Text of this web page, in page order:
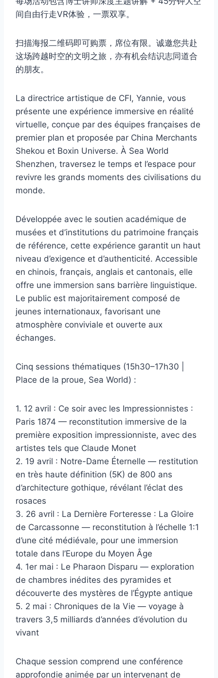
间自由行走VR体验，一票双享。
扫描海报二维码即可购票，席位有限。诚邀您共赴
这场跨越时空的文明之旅，亦有机会结识志同道合
的朋友。
La directrice artistique de CFI, Yannie, vous
présente une expérience immersive en réalité
virtuelle, conçue par des équipes françaises de
premier plan et proposée par China Merchants
Shekou et Boxin Universe. À Sea World
Shenzhen, traversez le temps et l’espace pour
revivre les grands moments des civilisations du
monde.
Développée avec le soutien académique de
musées et d’institutions du patrimoine français
de référence, cette expérience garantit un haut
niveau d’exigence et d’authenticité. Accessible
en chinois, français, anglais et cantonais, elle
offre une immersion sans barrière linguistique.
Le public est majoritairement composé de
jeunes internationaux, favorisant une
atmosphère conviviale et ouverte aux
échanges.
Cinq sessions thématiques (15h30–17h30 |
Place de la proue, Sea World) :
1. 12 avril : Ce soir avec les Impressionnistes :
Paris 1874 — reconstitution immersive de la
première exposition impressionniste, avec des
artistes tels que Claude Monet
2. 19 avril : Notre-Dame Éternelle — restitution
en très haute définition (5K) de 800 ans
d’architecture gothique, révélant l’éclat des
rosaces
3. 26 avril : La Dernière Forteresse : La Gloire
de Carcassonne — reconstitution à l’échelle 1:1
d’une cité médiévale, pour une immersion
totale dans l’Europe du Moyen Âge
4. 1er mai : Le Pharaon Disparu — exploration
de chambres inédites des pyramides et
découverte des mystères de l’Égypte antique
5. 2 mai : Chroniques de la Vie — voyage à
travers 3,5 milliards d’années d’évolution du
vivant
Chaque session comprend une conférence
approfondie animée par un intervenant de